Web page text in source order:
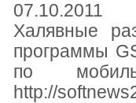
07.10.2011
Халявные
программы
по
http://